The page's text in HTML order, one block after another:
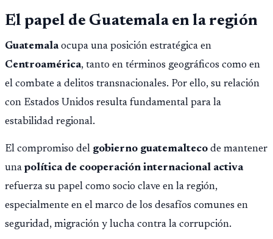
El papel de Guatemala en la región
Guatemalaocupa una posición estratégica en
Centroamérica, tanto en términos geográficos como en
el combate a delitos transnacionales. Por ello, su relación
con Estados Unidos resulta fundamental para la
estabilidad regional.
El compromiso del gobierno guatemalteco de mantener
una política de cooperación internacional activa
refuerza su papel como socio clave en la región,
especialmente en el marco de los desafíos comunes en
seguridad, migración y lucha contra la corrupción.